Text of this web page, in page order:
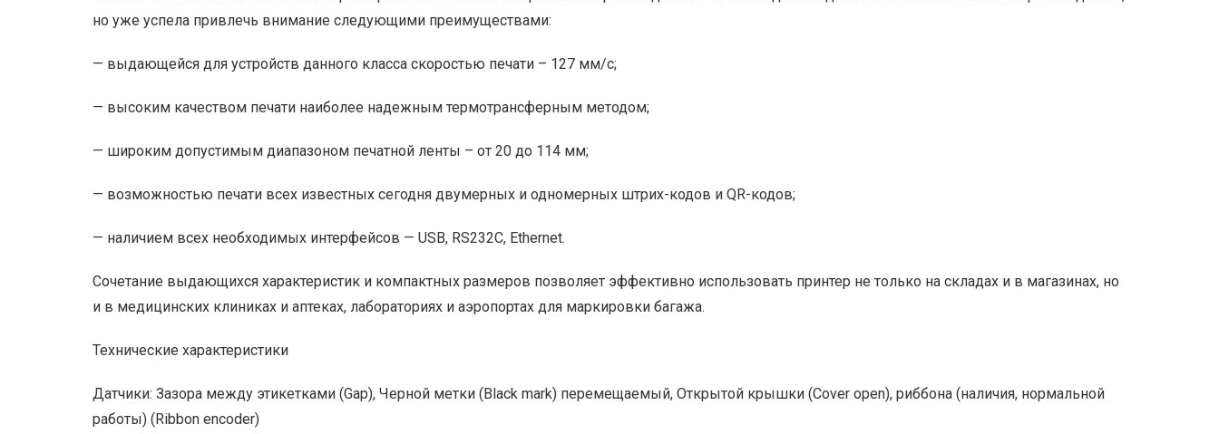
но уже успела привлечь внимание следующими преимуществами:
— выдающейся для устройств данного класса скоростью печати – 127 мм/с;
— высоким качеством печати наиболее надежным термотрансферным методом;
— широким допустимым диапазоном печатной ленты – от 20 до 114 мм;
— возможностью печати всех известных сегодня двумерных и одномерных штрих-кодов и QR-кодов;
— наличием всех необходимых интерфейсов — USB, RS232C, Ethernet.
Сочетание выдающихся характеристик и компактных размеров позволяет эффективно использовать принтер не только на складах и в магазинах, но
и в медицинских клиниках и аптеках, лабораториях и аэропортах для маркировки багажа.
Технические характеристики
Датчики: Зазора между этикетками (Gap), Черной метки (Black mark) перемещаемый, Открытой крышки (Cover open), риббона (наличия, нормальной
работы) (Ribbon encoder)